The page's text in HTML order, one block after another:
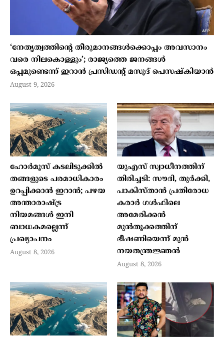
‘നേതൃത്വത്തിന്റെ തീരുമാനങ്ങൾക്കൊപ്പം അവസാനം
വരെ നിലകൊള്ളും’; രാജ്യത്തെ ജനങ്ങൾ
ഒപ്പമുണ്ടെന്ന് ഇറാൻ പ്രസിഡന്റ് മസൂദ് പെസഷ്കിയാൻ
August 9, 2026
ഹോർമൂസ് കടലിടുക്കിൽ
തങ്ങളുടെ പരമാധികാരം
ഉറപ്പിക്കാൻ ഇറാൻ; പഴയ
അന്താരാഷ്ട്ര
നിയമങ്ങൾ ഇനി
ബാധകമല്ലെന്ന്
പ്രഖ്യാപനം
August 8, 2026
യുഎസ് സ്വാധീനത്തിന്
തിരിച്ചടി: സൗദി, തുർക്കി,
പാകിസ്താൻ പ്രതിരോധ
കരാർ ഗൾഫിലെ
അമേരിക്കൻ
മുൻതൂക്കത്തിന്
ഭീഷണിയെന്ന് മുൻ
നയതന്ത്രജ്ഞൻ
August 8, 2026